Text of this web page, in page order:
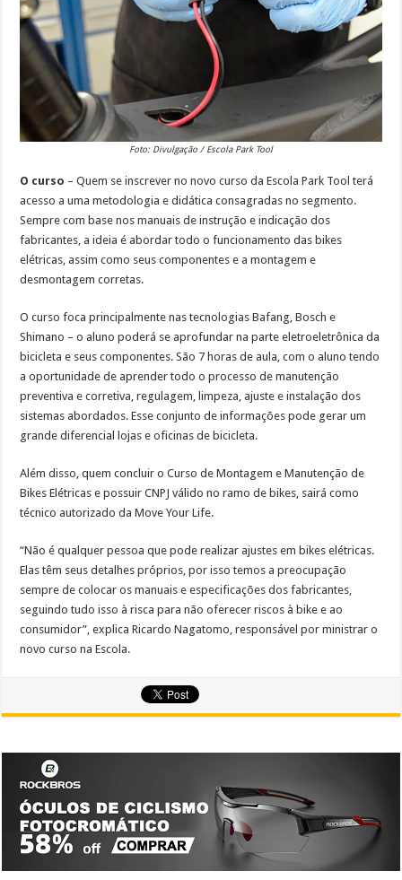
Foto: Divulgação / Escola Park Tool
O curso – Quem se inscrever no novo curso da Escola Park Tool terá
acesso a uma metodologia e didática consagradas no segmento.
Sempre com base nos manuais de instrução e indicação dos
fabricantes, a ideia é abordar todo o funcionamento das bikes
elétricas, assim como seus componentes e a montagem e
desmontagem corretas.
O curso foca principalmente nas tecnologias Bafang, Bosch e
Shimano – o aluno poderá se aprofundar na parte eletroeletrônica da
bicicleta e seus componentes. São 7 horas de aula, com o aluno tendo
a oportunidade de aprender todo o processo de manutenção
preventiva e corretiva, regulagem, limpeza, ajuste e instalação dos
sistemas abordados. Esse conjunto de informações pode gerar um
grande diferencial lojas e oficinas de bicicleta.
Além disso, quem concluir o Curso de Montagem e Manutenção de
Bikes Elétricas e possuir CNPJ válido no ramo de bikes, sairá como
técnico autorizado da Move Your Life.
“Não é qualquer pessoa que pode realizar ajustes em bikes elétricas.
Elas têm seus detalhes próprios, por isso temos a preocupação
sempre de colocar os manuais e especificações dos fabricantes,
seguindo tudo isso à risca para não oferecer riscos à bike e ao
consumidor”, explica Ricardo Nagatomo, responsável por ministrar o
novo curso na Escola.